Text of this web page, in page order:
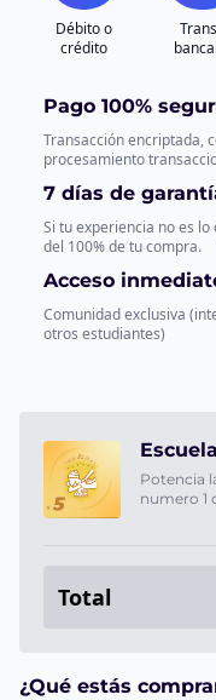
Débito o
crédito
Pago 100%
Transacción encriptada,
procesamiento
7 días de
Si tu experiencia no es
del 100% de tu compra.
Acceso
Comunidad exclusiva
otros estudiantes)
Potencia
numero 1
Total
¿Qué estás